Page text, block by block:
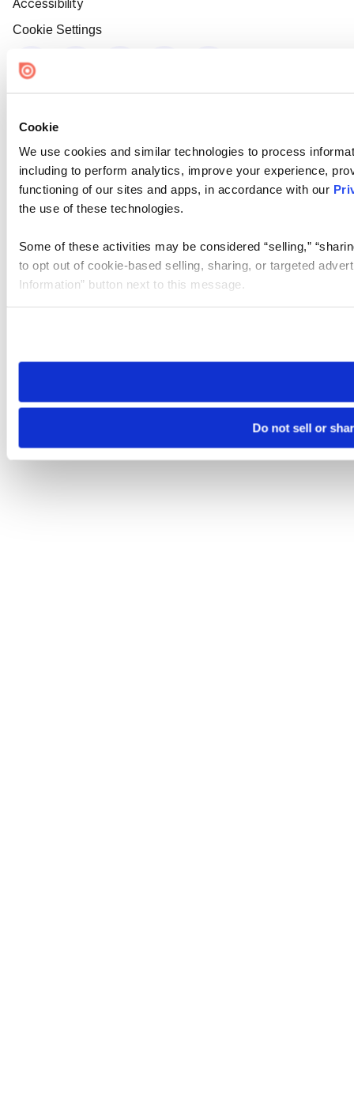
Cookie
We use cookies and similar technologies to process
including to perform analytics, improve your experience,
functioning of our sites and apps, in accordance with our
the use of these technologies.
Some of these activities may be considered “selling,”
to opt out of cookie-based selling, sharing, or targeted
Information” button next to this message.
need to be set again.
Do not sell or
Accessibility
Cookie Settings